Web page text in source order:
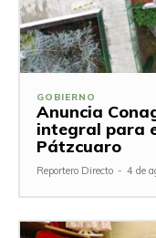
GOBIERNO
Anuncia
integral para
Pátzcuaro
Reportero Directo - 4 de